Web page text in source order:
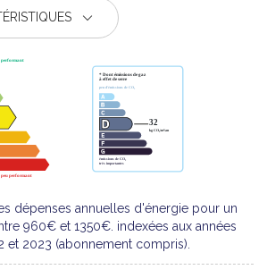
dépenses annuelles d'énergie pour un
960€ et 1350€. indexées aux années
et 2023 (abonnement compris).